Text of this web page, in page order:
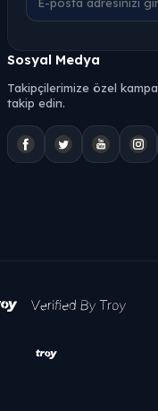
Sosyal Medya
Takipçilerimize özel
takip edin.